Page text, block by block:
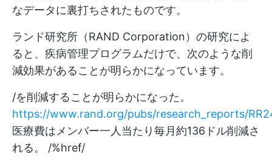
なデータに裏打ちされたものです。
ランド研究所（RAND Corporation）の研究によ
ると、疾病管理プログラムだけで、次のような削
減効果があることが明らかになっています。
/を削減することが明らかになった。
https://www.rand.org/pubs/research_reports/
医療費はメンバー一人当たり毎月約136ドル削減さ
れる。 /%href/